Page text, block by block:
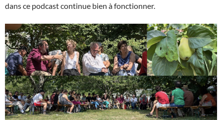
dans ce podcast continue bien à fonctionner.